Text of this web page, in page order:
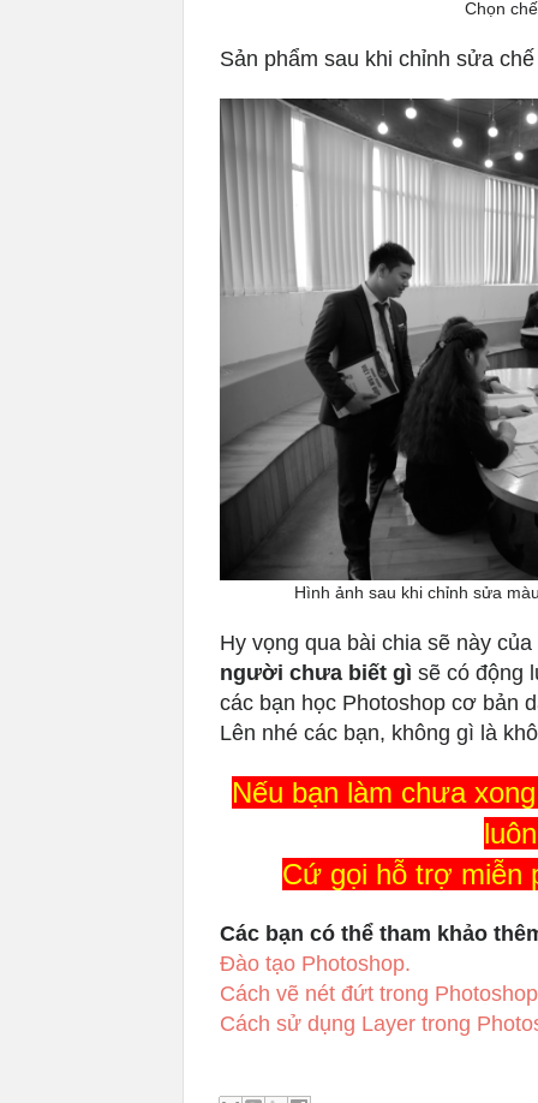
Chọn
Sản phẩm sau khi chỉnh sửa
Hình ảnh sau khi chỉnh sửa
Hy vọng qua bài chia sẽ này
người chưa biết gì sẽ có động
các bạn học Photoshop cơ bản
Lên nhé các bạn, không gì là
Nếu bạn làm chưa
Cứ gọi hỗ trợ miễn
Các bạn có thể tham khảo
Đào tạo Photoshop.
Cách vẽ nét đứt trong Photoshop
Cách sử dụng Layer trong